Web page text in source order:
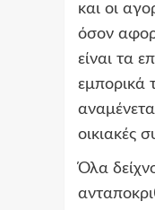
και οι
όσον
είναι τα
εμπορικά
οικιακές
Όλα